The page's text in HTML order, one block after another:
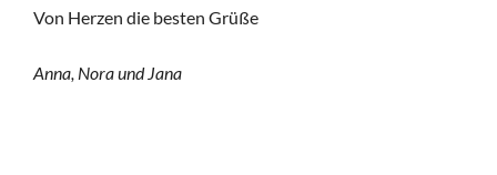
Von Herzen die besten Grüße
Anna, Nora und Jana